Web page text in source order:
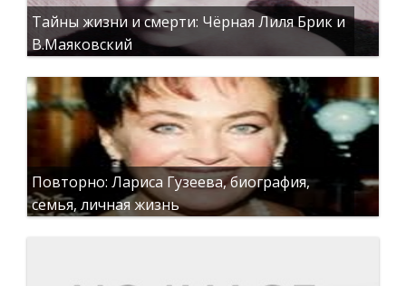
Тайны жизни и смерти: Чёрная Лиля Брик и
В.Маяковский
Повторно: Лариса Гузеева, биография,
семья, личная жизнь